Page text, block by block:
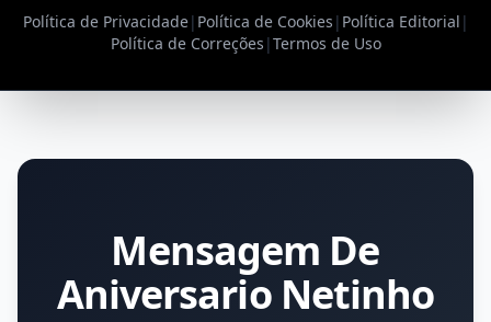
Política de Privacidade| Política de Cookies | Política Editorial |
Política de Correções |Termos de Uso
Mensagem De
Aniversario Netinho